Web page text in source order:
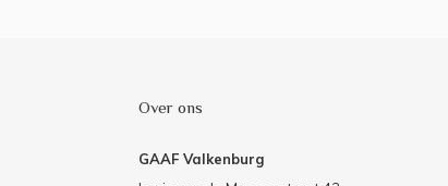
Over ons
GAAF Valkenburg